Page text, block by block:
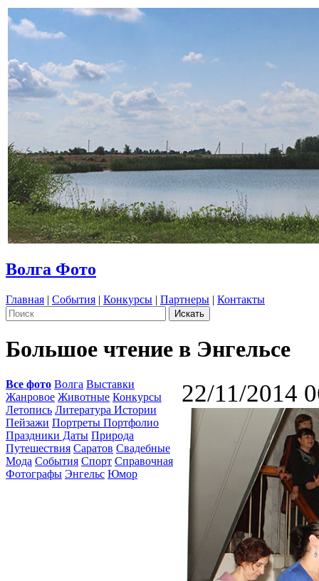
Волга Фото
Главная | События | Конкурсы | Партнеры | Контакты
Большое чтение в Энгельсе
Все фото Волга Выставки
Жанровое Животные Конкурсы
Летопись Литература Истории
Пейзажи Портреты Портфолио
Праздники Даты Природа
Путешествия Саратов Свадебные
Мода События Спорт Справочная
Фотографы Энгельс Юмор
22/11/2014